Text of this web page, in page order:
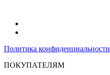
Политика конфиденциальности
ПОКУПАТЕЛЯМ